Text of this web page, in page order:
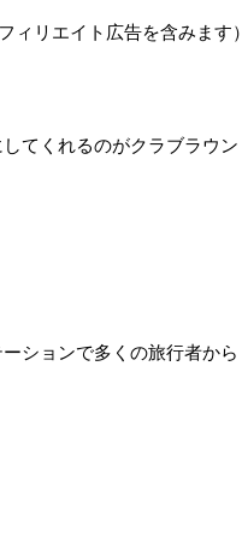
フィリエイト広告を含みます）
てくれるのがクラブラウン
ションで多くの旅行者から